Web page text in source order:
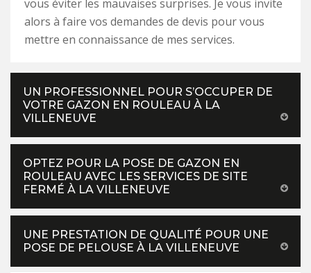
vous éviter les mauvaises surprises. Je vous invite
alors à faire vos demandes de devis pour vous
mettre en connaissance de mes services.
UN PROFESSIONNEL POUR S’OCCUPER DE
VOTRE GAZON EN ROULEAU À LA
VILLENEUVE
OPTEZ POUR LA POSE DE GAZON EN
ROULEAU AVEC LES SERVICES DE SITE
FERMÉ À LA VILLENEUVE
UNE PRESTATION DE QUALITÉ POUR UNE
POSE DE PELOUSE À LA VILLENEUVE